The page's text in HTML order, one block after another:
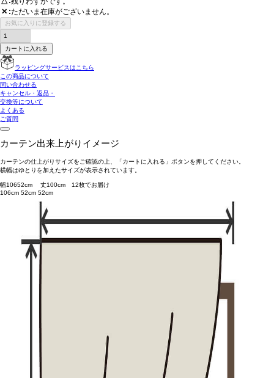
✕ ただいま在庫がございません。
お気に入りに登録する
カートに入れる
ラッピングサービスはこちら
この商品について
問い合わせる
キャンセル・返品・
交換等について
よくある
ご質問
カーテン出来上がりイメージ
カーテンの仕上がりサイズをご確認の上、「カートに入れる」ボタンを押してください。
横幅はゆとりを加えたサイズが表示されています。
幅10652cm 丈100cm 12枚でお届け
106cm 52cm 52cm